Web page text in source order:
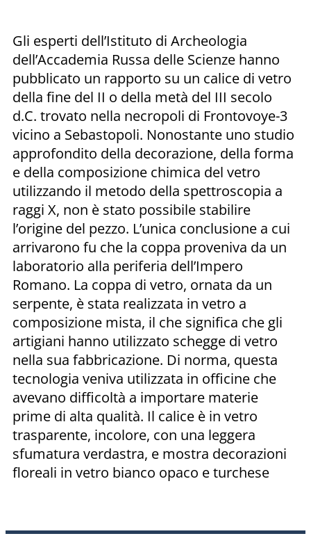
Gli esperti dell’Istituto di Archeologia
dell’Accademia Russa delle Scienze hanno
pubblicato un rapporto su un calice di vetro
della fine del II o della metà del III secolo
d.C. trovato nella necropoli di Frontovoye-3
vicino a Sebastopoli. Nonostante uno studio
approfondito della decorazione, della forma
e della composizione chimica del vetro
utilizzando il metodo della spettroscopia a
raggi X, non è stato possibile stabilire
l’origine del pezzo. L’unica conclusione a cui
arrivarono fu che la coppa proveniva da un
laboratorio alla periferia dell’Impero
Romano. La coppa di vetro, ornata da un
serpente, è stata realizzata in vetro a
composizione mista, il che significa che gli
artigiani hanno utilizzato schegge di vetro
nella sua fabbricazione. Di norma, questa
tecnologia veniva utilizzata in officine che
avevano difficoltà a importare materie
prime di alta qualità. Il calice è in vetro
trasparente, incolore, con una leggera
sfumatura verdastra, e mostra decorazioni
floreali in vetro bianco opaco e turchese